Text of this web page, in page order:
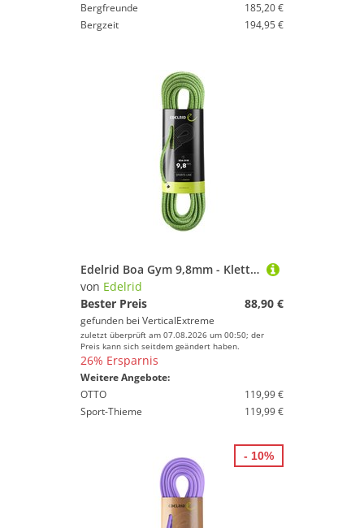
Bergfreunde
185,20 €
Bergzeit
194,95 €
Edelrid Boa Gym 9,8mm - Kletterseil
von Edelrid
Bester Preis
88,90 €
gefunden bei VerticalExtreme
zuletzt überprüft am 07.08.2026 um 00:50; der
Preis kann sich seitdem geändert haben.
26% Ersparnis
Weitere Angebote:
OTTO
119,99 €
Sport-Thieme
119,99 €
- 10%